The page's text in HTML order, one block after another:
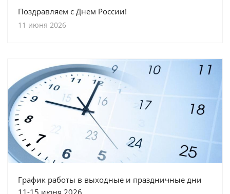
Поздравляем с Днем России!
11 июня 2026
График работы в выходные и праздничные дни
11-15 июня 2026